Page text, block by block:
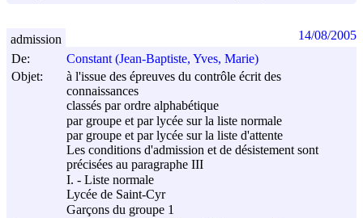
De:
Constant (Jean-Baptiste, Yves, Marie)
Objet:
à l'issue des épreuves du contrôle écrit des
connaissances
classés par ordre alphabétique
par groupe et par lycée sur la liste normale
par groupe et par lycée sur la liste d'attente
Les conditions d'admission et de désistement sont
précisées au paragraphe III
I. - Liste normale
Lycée de Saint-Cyr
Garçons du groupe 1
admission 14/08/2005